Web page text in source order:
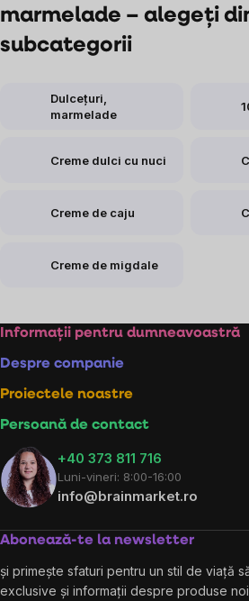
marmelade – alegeți
subcategorii
Dulcețuri,
marmelade
Creme dulci cu nuci
Creme de caju
Creme de migdale
Subsol
Informații pentru dumneavoastră
Despre companie
Proiectele noastre
Persoană de contact
+40 373 811 716
Luni-vineri: 8:00-16:00
info@brainmarket.ro
Abonează-te la newsletter
și primește sfaturi pentru un stil de viață
exclusive și informații despre produse